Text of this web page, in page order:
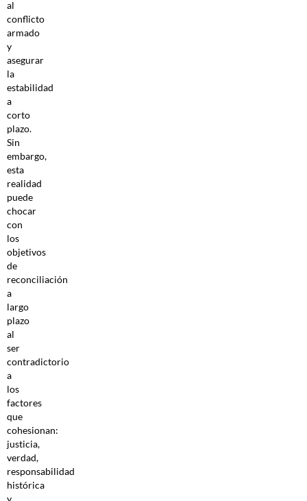
al
conflicto
armado
y
asegurar
la
estabilidad
a
corto
plazo.
Sin
embargo,
esta
realidad
puede
chocar
con
los
objetivos
de
reconciliación
a
largo
plazo
al
ser
contradictorio
a
los
factores
que
cohesionan:
justicia,
verdad,
responsabilidad
histórica
y